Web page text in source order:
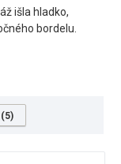
išla hladko,
bordelu.